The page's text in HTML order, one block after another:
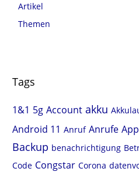
Artikel
Themen
Tags
1&1 5g Account akku
Android 11 Anruf Anrufe App
Backup benachrichtigung
Code Congstar Corona